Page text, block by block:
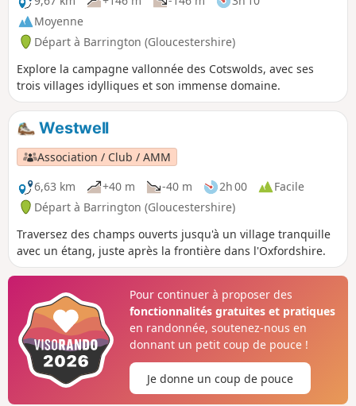
Moyenne
Départ à Barrington (Gloucestershire)
Explore la campagne vallonnée des Cotswolds, avec ses
trois villages idylliques et son immense domaine.
Westwell
Association / Club / AMM
6,63 km
+40 m -40 m 2h 00
Facile
Départ à Barrington (Gloucestershire)
Traversez des champs ouverts jusqu'à un village tranquille
avec un étang, juste après la frontière dans l'Oxfordshire.
Pour continuer à proposer des
fonctionnalités gratuites et pratiques
en randonnée, soutenez-nous en
donnant un petit coup de pouce !
Je donne un coup de pouce